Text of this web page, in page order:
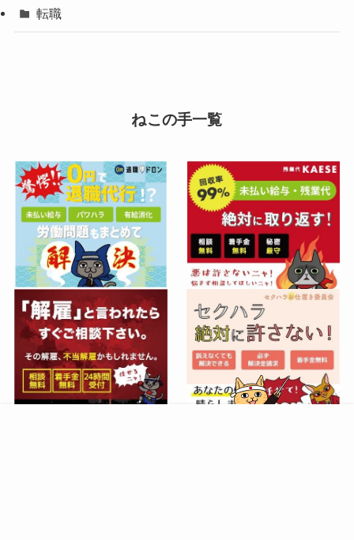
転職
ねこの手一覧